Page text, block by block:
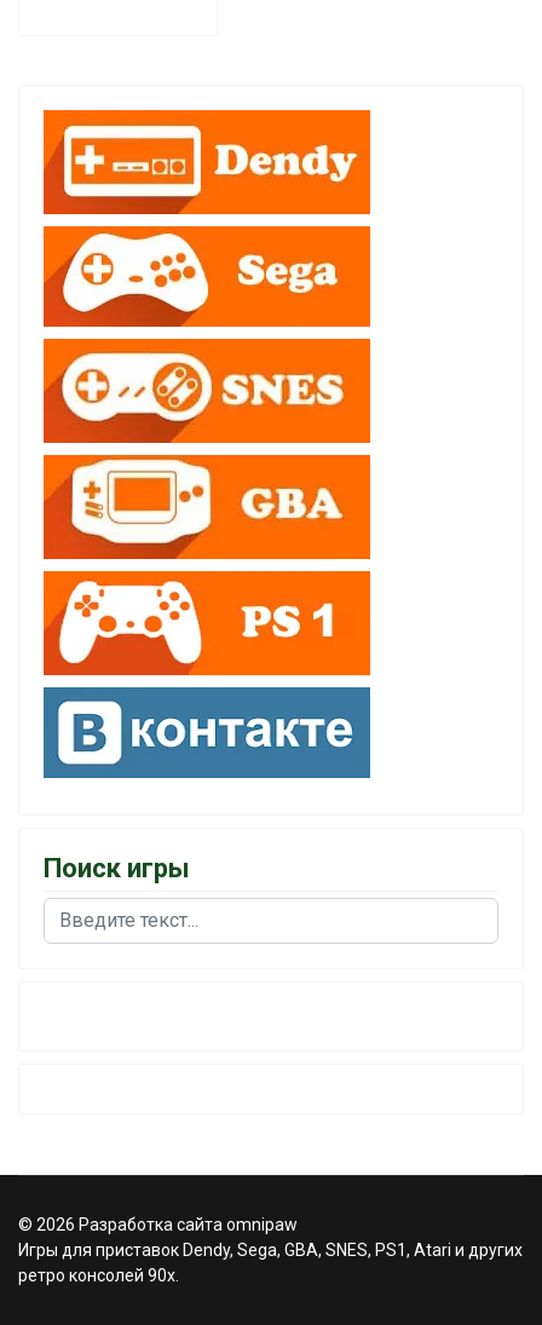
Поиск игры
Поиск
© 2026 Разработка сайта omnipaw
Игры для приставок Dendy, Sega, GBA, SNES, PS1, Atari и других
ретро консолей 90х.